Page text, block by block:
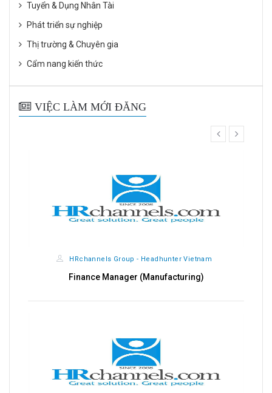
Tuyển & Dụng Nhân Tài
Phát triển sự nghiệp
Thị trường & Chuyên gia
Cẩm nang kiến thức
VIỆC LÀM MỚI ĐĂNG
HRchannels Group - Headhunter Vietnam
Quality Manager (Electrical)
prev